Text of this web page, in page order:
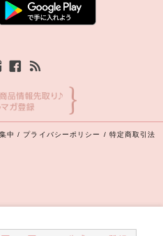
中 / プライバシーポリシー / 特定商取引法